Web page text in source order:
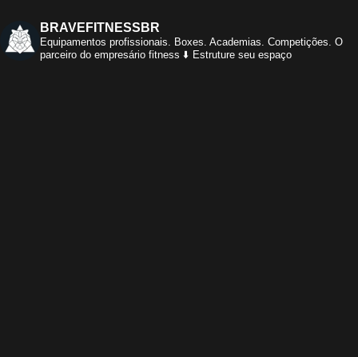
BRAVEFITNESSBR
Equipamentos profissionais. Boxes. Academias. Competições. O
parceiro do empresário fitness ⬇️ Estruture seu espaço